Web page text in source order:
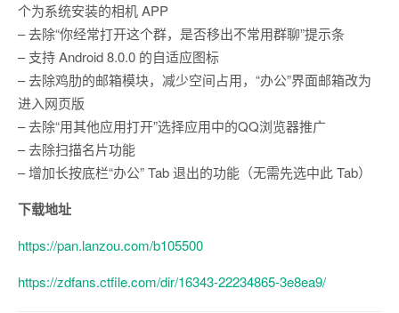
个为系统安装的相机 APP
– 去除“你经常打开这个群，是否移出不常用群聊”提示条
– 支持 Android 8.0.0 的自适应图标
– 去除鸡肋的邮箱模块，减少空间占用，“办公”界面邮箱改为
进入网页版
– 去除“用其他应用打开”选择应用中的QQ浏览器推广
– 去除扫描名片功能
– 增加长按底栏“办公” Tab 退出的功能（无需先选中此 Tab）
下载地址
https://pan.lanzou.com/b105500
https://zdfans.ctfile.com/dir/16343-22234865-3e8ea9/